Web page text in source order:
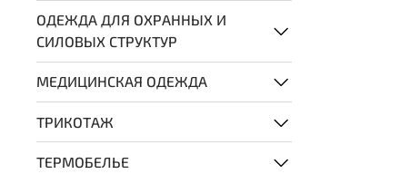
ОДЕЖДА ДЛЯ ОХРАННЫХ И
СИЛОВЫХ СТРУКТУР
МЕДИЦИНСКАЯ ОДЕЖДА
ТРИКОТАЖ
ТЕРМОБЕЛЬЕ